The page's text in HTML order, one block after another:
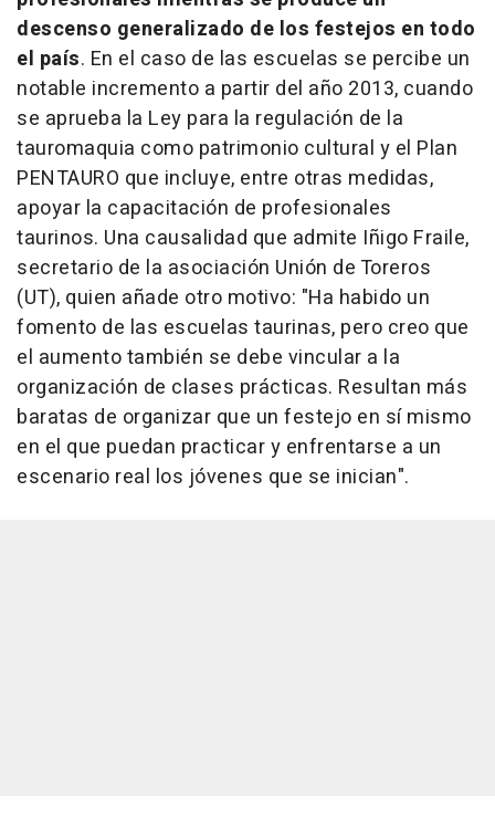
descenso generalizado de los festejos en todo
el país. En el caso de las escuelas se percibe un
notable incremento a partir del año 2013, cuando
se aprueba la Ley para la regulación de la
tauromaquia como patrimonio cultural y el Plan
PENTAURO que incluye, entre otras medidas,
apoyar la capacitación de profesionales
taurinos. Una causalidad que admite Iñigo Fraile,
secretario de la asociación Unión de Toreros
(UT), quien añade otro motivo: "Ha habido un
fomento de las escuelas taurinas, pero creo que
el aumento también se debe vincular a la
organización de clases prácticas. Resultan más
baratas de organizar que un festejo en sí mismo
en el que puedan practicar y enfrentarse a un
escenario real los jóvenes que se inician".